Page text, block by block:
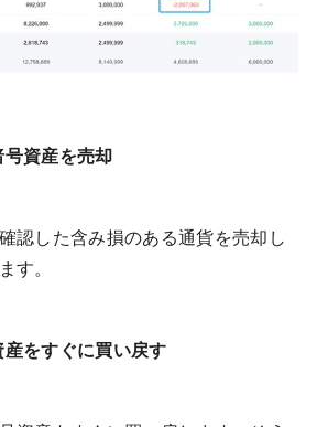
資産を売却
認した含み損のある通貨を売却し
す。
をすぐに買い戻す